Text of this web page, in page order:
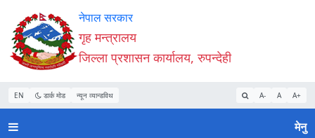
Accessibility
Mode
सुरु
गर्नुहोस्
सामाग्री
पढ्नुहाेस्
नेभिगेसन
पढ्नुहाेस्
वेबसाइट
खोजमा
जानुहोस्
नेपाल सरकार
गृह मन्त्रालय
जिल्ला प्रशासन कार्यालय, रुपन्देही
EN डार्क मोड न्यून व्यान्डविथ A- A A+
मेनु